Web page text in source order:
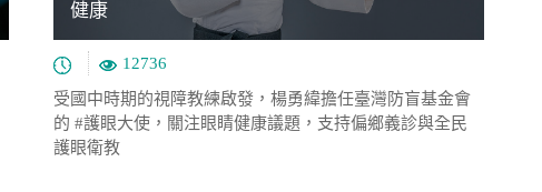
健康
12736
受國中時期的視障教練啟發，楊勇緯擔任臺灣防盲基金會
的 #護眼大使，關注眼睛健康議題，支持偏鄉義診與全民
護眼衛教